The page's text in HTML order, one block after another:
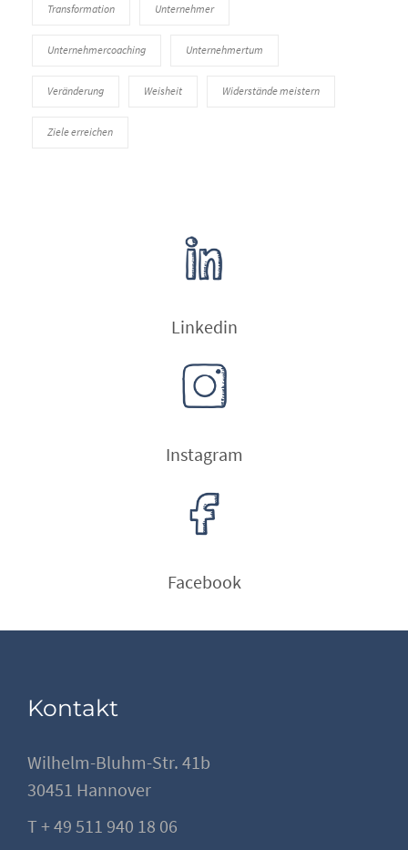
Transformation Unternehmer
Unternehmercoaching Unternehmertum
Veränderung Weisheit Widerstände meistern
Ziele erreichen
Linkedin
Instagram
Facebook
Kontakt
Wilhelm-Bluhm-Str. 41b
30451 Hannover
T + 49 511 940 18 06